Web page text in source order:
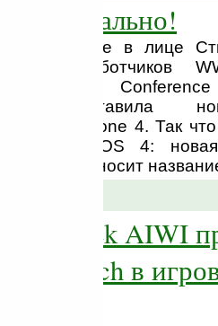
4 официально!
Apple в лице
разработчиков
Developers
представила
— iPhone 4. Так
модели: iOS 4: новая
носит
ASRock AIWI
iPod Touch в